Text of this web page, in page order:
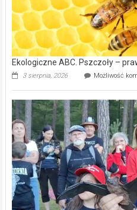
Ekologiczne ABC. Pszczoły –
3 sierpnia, 2026 Możliwość